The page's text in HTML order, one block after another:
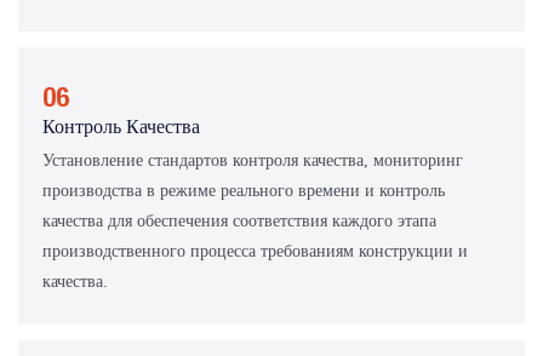
06
Контроль Качества
Установление стандартов контроля качества, мониторинг
производства в режиме реального времени и контроль
качества для обеспечения соответствия каждого этапа
производственного процесса требованиям конструкции и
качества.